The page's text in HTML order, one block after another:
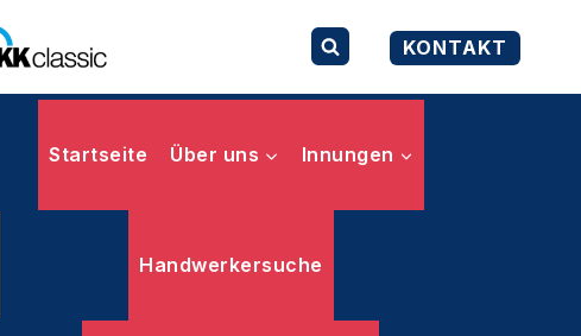
KONTAKT
Startseite Über uns Innungen
Handwerkersuche